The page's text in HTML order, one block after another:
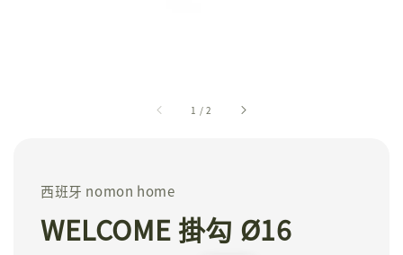
1 /2
西班牙 nomon home
WELCOME 掛勾 Ø16